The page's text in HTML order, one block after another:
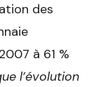
des
à 61 %
l’évolution